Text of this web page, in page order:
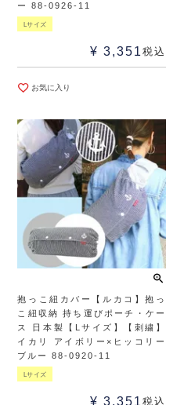
ー 88-0926-11
Lサイズ
¥ 3,351 税込
お気に入り
抱っこ紐カバー【ルカコ】抱っ
こ紐収納 持ち運びポーチ・ケー
ス 日本製【Lサイズ】【刺繍】
イカリ アイボリー×ヒッコリー
ブルー 88-0920-11
Lサイズ
¥ 3,351 税込